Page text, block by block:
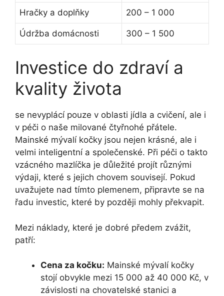
Hračky a doplňky 200 – 1 000
Údržba domácnosti 300 – 1 500
Investice do zdraví a
kvality života
se nevyplácí pouze v oblasti jídla a cvičení, ale i
v péči o naše milované čtyřnohé přátele.
Mainské mývalí kočky jsou nejen krásné, ale i
velmi inteligentní a společenské. Při péči o takto
vzácného mazlíčka je důležité projít různými
výdaji, které s jejich chovem souvisejí. Pokud
uvažujete nad tímto plemenem, připravte se na
řadu investic, které by později mohly překvapit.
Mezi náklady, které je dobré předem zvážit,
patří:
Cena za kočku: Mainské mývalí kočky
stojí obvykle mezi 15 000 až 40 000 Kč, v
závislosti na chovatelské stanici a